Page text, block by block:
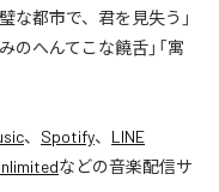
な都市で、君を見失う」
のへんてこな饒舌」「寓
、 Spotify、 LINE
などの音楽配信サ